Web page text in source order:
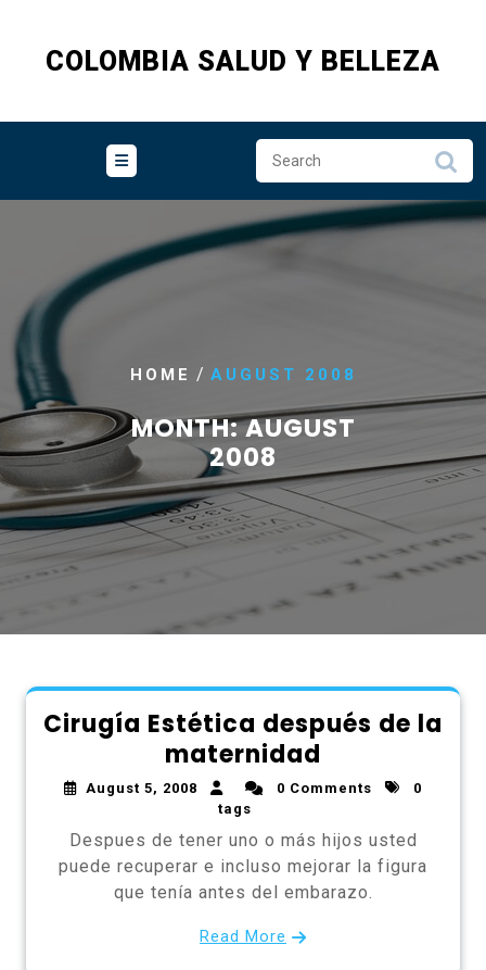
contentCOLOMBIA SALUD Y BELLEZA
HOME / AUGUST 2008
MONTH:AUGUST
2008
Cirugía Estética después de la
maternidad
August 5, 2008 0 Comments
0
tags
Despues de tener uno o más hijos usted
puede recuperar e incluso mejorar la figura
que tenía antes del embarazo.
Read More